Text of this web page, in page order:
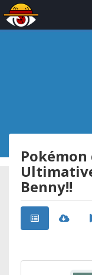
Pokémon
Benny!!